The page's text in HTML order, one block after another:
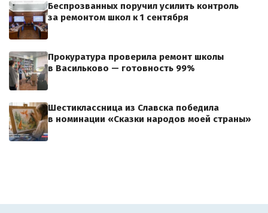
Беспрозванных поручил усилить контроль
за ремонтом школ к 1 сентября
Прокуратура проверила ремонт школы
в Васильково — готовность 99%
Шестиклассница из Славска победила
в номинации «Сказки народов моей страны»